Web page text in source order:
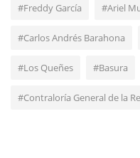
#Freddy García #Ariel
#Carlos Andrés Barahona
#Los Queñes #Basura
#Contraloría General de la